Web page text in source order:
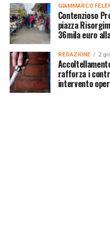
GIAMMARCO
Contenzioso
piazza
36mila euro
REDAZIONE 2
rafforza i
intervento